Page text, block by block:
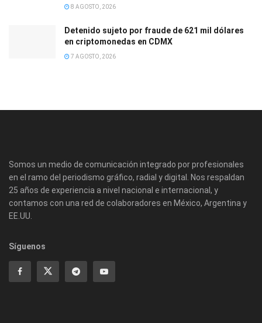
8 AGOSTO, 2026
Detenido sujeto por fraude de 621 mil dólares
en criptomonedas en CDMX
7 AGOSTO, 2026
Somos un medio de comunicación integrado por profesionales
en el ramo del periodismo gráfico, radial y digital. Nos respaldan
25 años de experiencia a nivel nacional e internacional, y
contamos con una red de colaboradores en México, Argentina y
EE.UU.
Síguenos